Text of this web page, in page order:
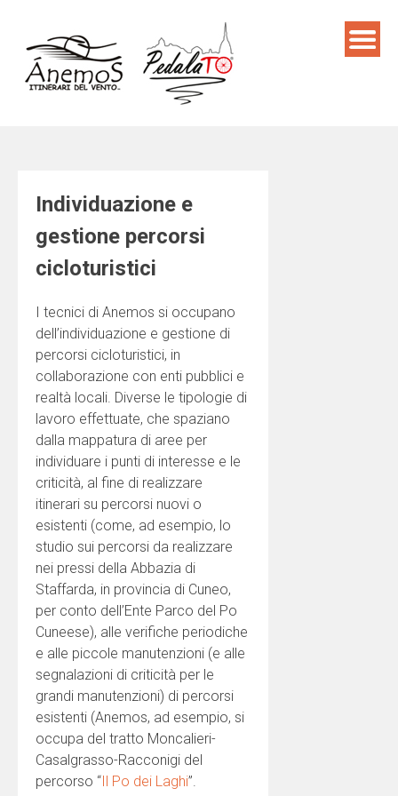
content
Individuazione e
gestione percorsi
cicloturistici
I tecnici di Anemos si occupano
dell’individuazione e gestione di
percorsi cicloturistici, in
collaborazione con enti pubblici e
realtà locali. Diverse le tipologie di
lavoro effettuate, che spaziano
dalla mappatura di aree per
individuare i punti di interesse e le
criticità, al fine di realizzare
itinerari su percorsi nuovi o
esistenti (come, ad esempio, lo
studio sui percorsi da realizzare
nei pressi della Abbazia di
Staffarda, in provincia di Cuneo,
per conto dell’Ente Parco del Po
Cuneese), alle verifiche periodiche
e alle piccole manutenzioni (e alle
segnalazioni di criticità per le
grandi manutenzioni) di percorsi
esistenti (Anemos, ad esempio, si
occupa del tratto Moncalieri-
Casalgrasso-Racconigi del
percorso “Il Po dei Laghi”.